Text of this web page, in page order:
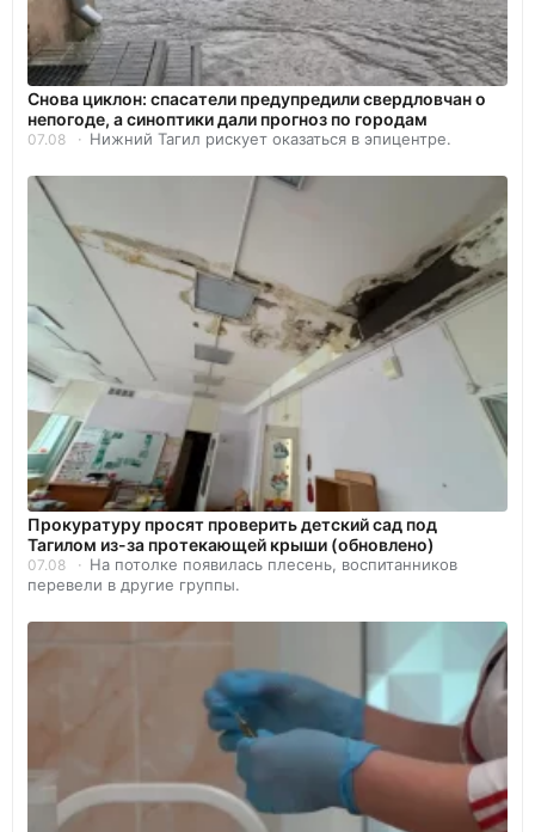
Снова циклон: спасатели предупредили свердловчан о
непогоде, а синоптики дали прогноз по городам
07.08 Нижний Тагил рискует оказаться в эпицентре.
Прокуратуру просят проверить детский сад под
Тагилом из-за протекающей крыши (обновлено)
07.08
На потолке появилась плесень, воспитанников
перевели в другие группы.